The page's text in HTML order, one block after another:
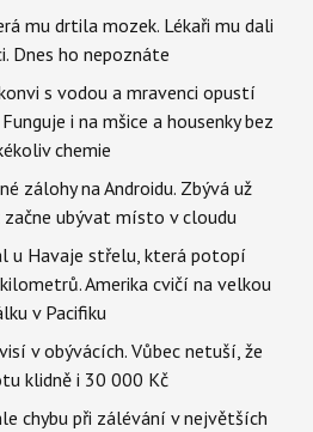
mu drtila mozek. Lékaři mu dali
Dnes ho nepoznáte
s vodou a mravenci opustí
i na mšice a housenky bez
chemie
zálohy na Androidu. Zbývá už
začne ubývat místo v cloudu
u Havaje střelu, která potopí
Amerika cvičí na velkou
v Pacifiku
v obývácích. Vůbec netuší, že
klidně i 30 000 Kč
chybu při zálévání v největších